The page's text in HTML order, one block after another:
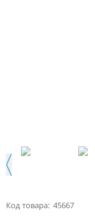
Код товара: 45667